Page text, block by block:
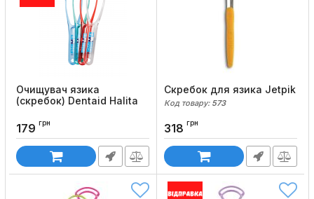
Очищувач язика
(скребок) Dentaid Halita
179 грн
Скребок для язика Jetpik
Код товару: 573
318 грн